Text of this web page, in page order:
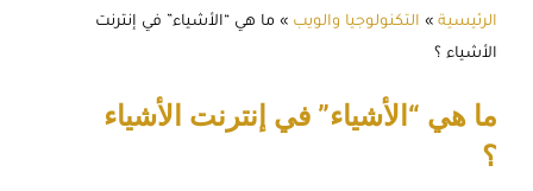
الرئيسية » التكنولوجيا والويب » ما هي “الأشياء” في إنترنت
الأشياء ؟
ما هي “الأشياء” في إنترنت الأشياء
؟